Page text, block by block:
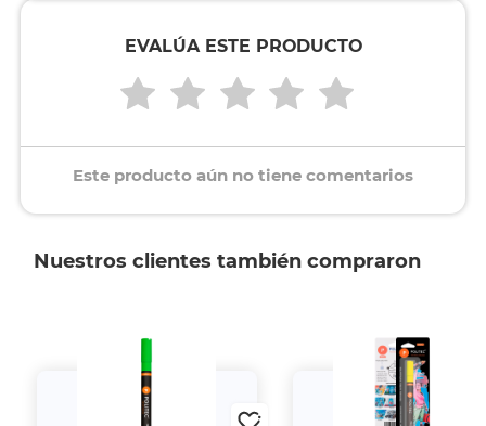
EVALÚA ESTE PRODUCTO
Este producto aún no tiene comentarios
Nuestros clientes también compraron